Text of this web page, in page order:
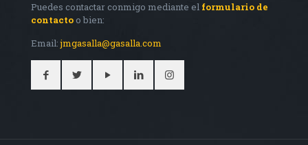
Puedes contactar conmigo mediante el formulario de
contacto o bien:
Email:jmgasalla@gasalla.com